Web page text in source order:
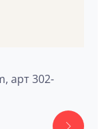
арт 302-